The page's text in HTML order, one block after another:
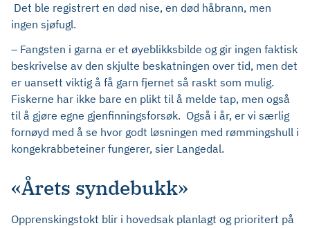
Det ble registrert en død nise, en død håbrann, men
ingen sjøfugl.
– Fangsten i garna er et øyeblikksbilde og gir ingen faktisk
beskrivelse av den skjulte beskatningen over tid, men det
er uansett viktig å få garn fjernet så raskt som mulig.
Fiskerne har ikke bare en plikt til å melde tap, men også
til å gjøre egne gjenfinningsforsøk. Også i år, er vi særlig
fornøyd med å se hvor godt løsningen med rømmingshull i
kongekrabbeteiner fungerer, sier Langedal.
«Årets syndebukk»
Opprenskingstokt blir i hovedsak planlagt og prioritert på